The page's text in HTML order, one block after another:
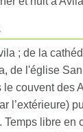
; de la
de l'église
le couvent des
l’extérieure)
Temps libre en